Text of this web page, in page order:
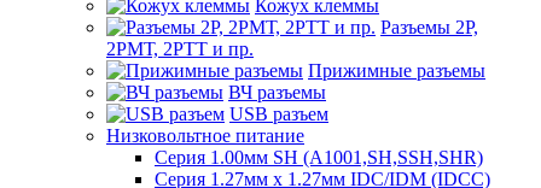
Кожух клеммы
Разъемы 2Р,
2РМТ, 2РТТ и пр.
Прижимные разъемы
ВЧ разъемы
USB разъем
Низковольтное питание
Серия 1.00мм SH (A1001,SH,SSH,SHR)
Серия 1.27мм x 1.27мм IDC/IDM (IDCC)